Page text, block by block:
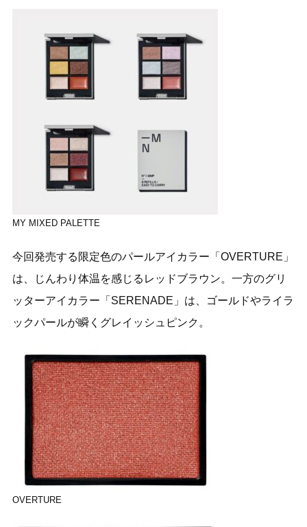
MY MIXED PALETTE
今回発売する限定色のパールアイカラー「OVERTURE」
は、じんわり体温を感じるレッドブラウン。一方のグリ
ッターアイカラー「SERENADE」は、ゴールドやライラ
ックパールが瞬くグレイッシュピンク。
OVERTURE